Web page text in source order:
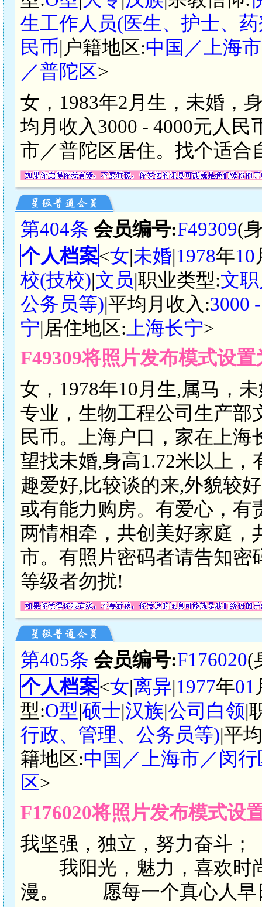
生工作人员(医生、护士、
民币|户籍地区:中国／上海
／普陀区>
女，1983年2月生，未婚，
均月收入3000 - 4000元人
市／普陀区居住。找个适合
第404条 会员编号:F49309(
个人档案<女|未婚|1978年10
校(技校)|文员|职业类型:文
公务员等)|平均月收入:3000
宁|居住地区: 上海长宁>
F49309将照片发布模式设
女，1978年10月生,属马，
专业，生物工程公司生产部
民币。上海户口，家在上
望找未婚,身高1.72米以上
趣爱好,比较谈的来,外貌较
或有能力购房。有爱心，有
两情相牵，共创美好家庭，
市。有照片密码者请告知密
等级者勿扰!
第405条 会员编号:F176020(
个人档案<女|离异|1977年01
型:O型|硕士|汉族|公司白领|
行政、管理、公务员等)|平
籍地区:中国／上海市／闵行
区>
F176020将照片发布模式设
我坚强，独立，努力奋斗
我阳光，魅力，喜欢
漫。 愿每一个真心人早